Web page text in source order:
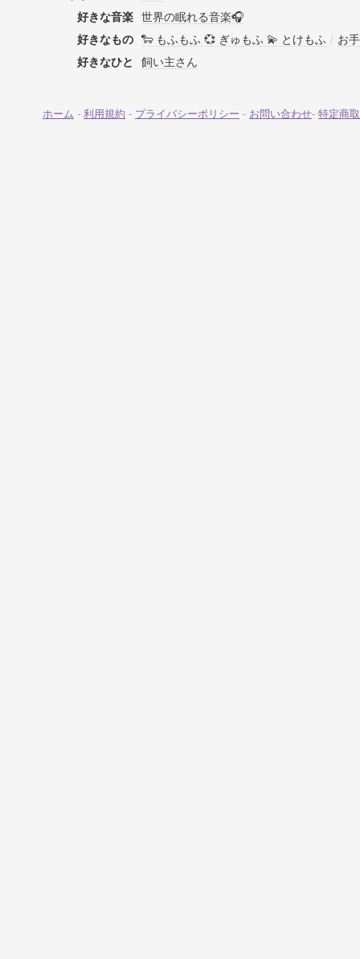
好きな音楽
世界の眠れる音楽🎧
好きなもの
🐑 もふもふ 💞 ぎゅもふ 💫 とけもふ / お
好きなひと
飼い主さん
ホーム - 利用規約 - プライバシーポリシー - お問い合わせ- 特定商